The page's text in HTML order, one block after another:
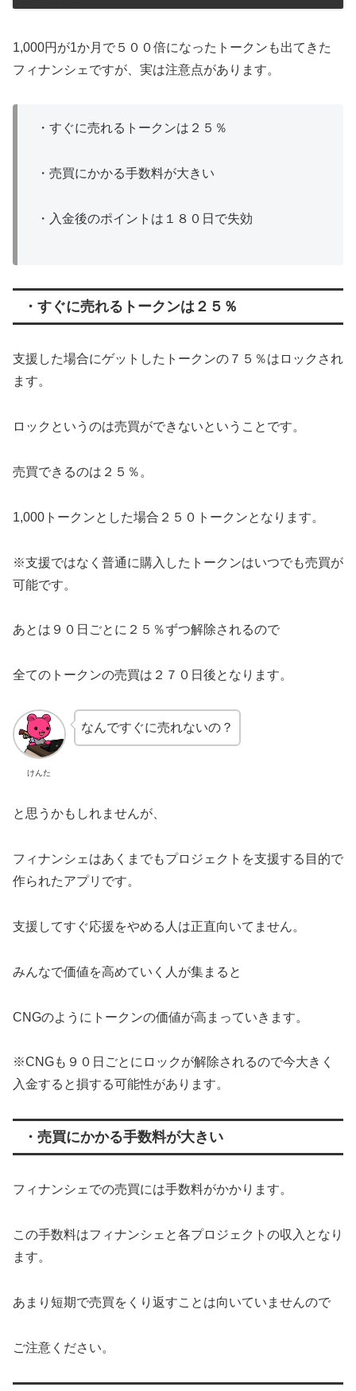
1,000円が1か月で５００倍になったトークンも出てきた
フィナンシェですが、実は注意点があります。
・すぐに売れるトークンは２５％
・売買にかかる手数料が大きい
・入金後のポイントは１８０日で失効
・すぐに売れるトークンは２５％
支援した場合にゲットしたトークンの７５％はロックされ
ます。
ロックというのは売買ができないということです。
売買できるのは２５％。
1,000トークンとした場合２５０トークンとなります。
※支援ではなく普通に購入したトークンはいつでも売買が
可能です。
あとは９０日ごとに２５％ずつ解除されるので
全てのトークンの売買は２７０日後となります。
けんた
なんですぐに売れないの？
と思うかもしれませんが、
フィナンシェはあくまでもプロジェクトを支援する目的で
作られたアプリです。
支援してすぐ応援をやめる人は正直向いてません。
みんなで価値を高めていく人が集まると
CNGのようにトークンの価値が高まっていきます。
※CNGも９０日ごとにロックが解除されるので今大きく
入金すると損する可能性があります。
・売買にかかる手数料が大きい
フィナンシェでの売買には手数料がかかります。
この手数料はフィナンシェと各プロジェクトの収入となり
ます。
あまり短期で売買をくり返すことは向いていませんので
ご注意ください。